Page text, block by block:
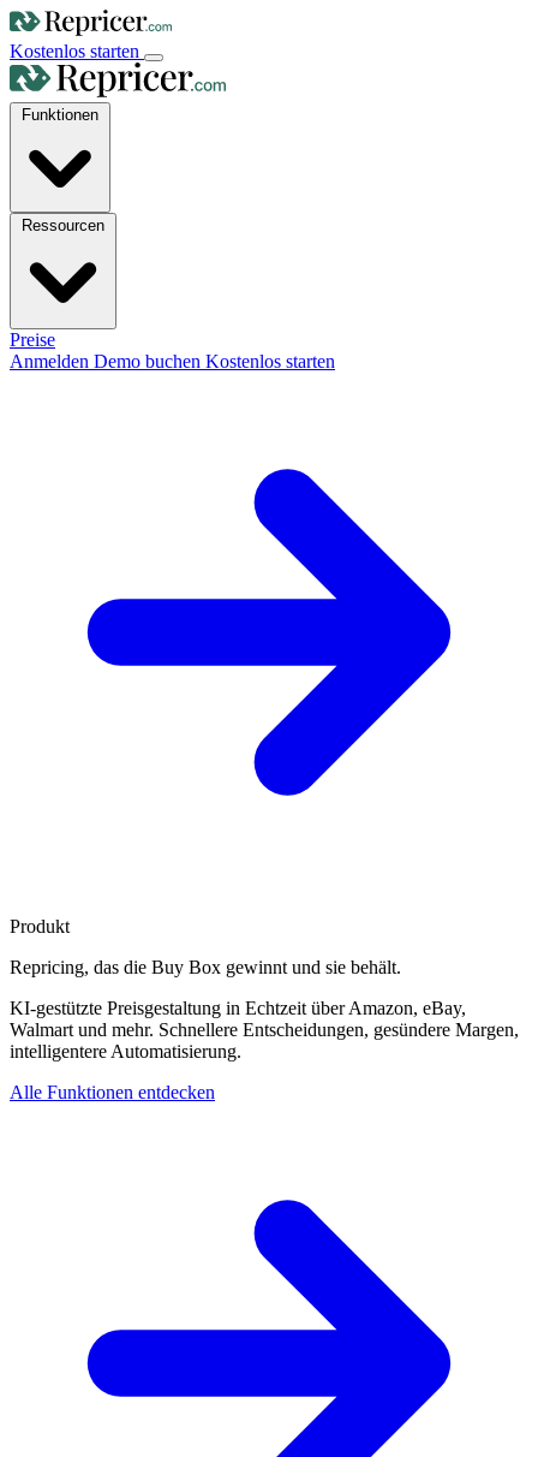
Kostenlos starten
Preise
Anmelden Demo buchen Kostenlos starten
Produkt
Repricing, das die Buy Box gewinnt und sie behält.
KI-gestützte Preisgestaltung in Echtzeit über Amazon, eBay,
Walmart und mehr. Schnellere Entscheidungen, gesündere Margen,
intelligentere Automatisierung.
Alle Funktionen entdecken